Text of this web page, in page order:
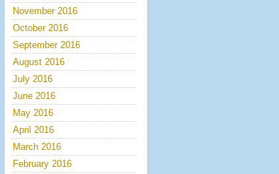
November 2016
October 2016
September 2016
August 2016
July 2016
June 2016
May 2016
April 2016
March 2016
February 2016